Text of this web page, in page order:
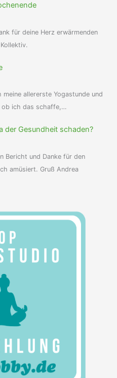
für deine Herz erwärmenden
allererste Yogastunde und
ob ich das schaffe,…
der Gesundheit schaden?
Bericht und Danke für den
amüsiert. Gruß Andrea